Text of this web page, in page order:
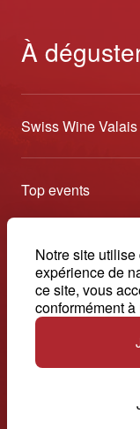
Notre site
expérience de
ce site, vous
conformément à
À
Swiss Wine Valais
À propos
Blog
Contact
Conditions
Top events
Caves Ouvertes
Tavolata
Sélection (résultats)
Contact
Swiss Wine Valais
Conthey - Suisse
© 2026, Swiss Wine